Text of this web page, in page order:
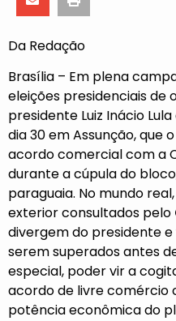
Da Redação
Brasília – Em plena
eleições presidenciais de
presidente Luiz Inácio
dia 30 em Assunção, que
acordo comercial com a
durante a cúpula do
paraguaia. No mundo
exterior consultados pelo
divergem do presidente
serem superados antes
especial, poder vir a
acordo de livre comércio
potência econômica do